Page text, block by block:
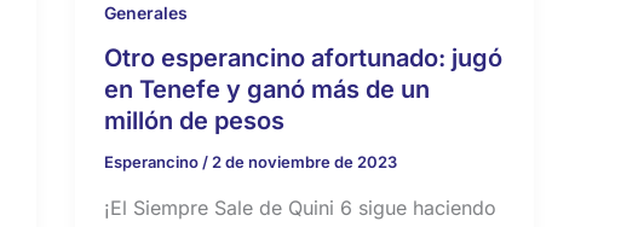
Generales
Otro esperancino afortunado: jugó
en Tenefe y ganó más de un
millón de pesos
Esperancino/2 de noviembre de 2023
¡El Siempre Sale de Quini 6 sigue haciendo